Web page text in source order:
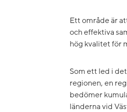
Ett område är
och effektiva
hög kvalitet för
Som ett led i
regionen, en
bedömer
länderna vid